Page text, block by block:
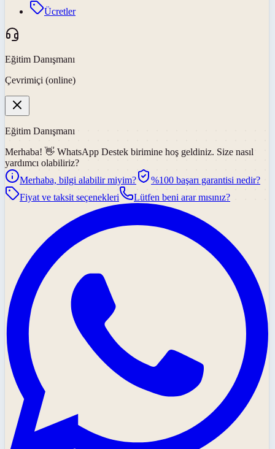
Ücretler
Eğitim Danışmanı
Çevrimiçi (online)
Eğitim Danışmanı
Merhaba! 👋 WhatsApp Destek birimine hoş geldiniz. Size nasıl
yardımcı olabiliriz?
Merhaba, bilgi alabilir miyim?
%100 başarı garantisi nedir?
Fiyat ve taksit seçenekleri
Lütfen beni arar mısınız?